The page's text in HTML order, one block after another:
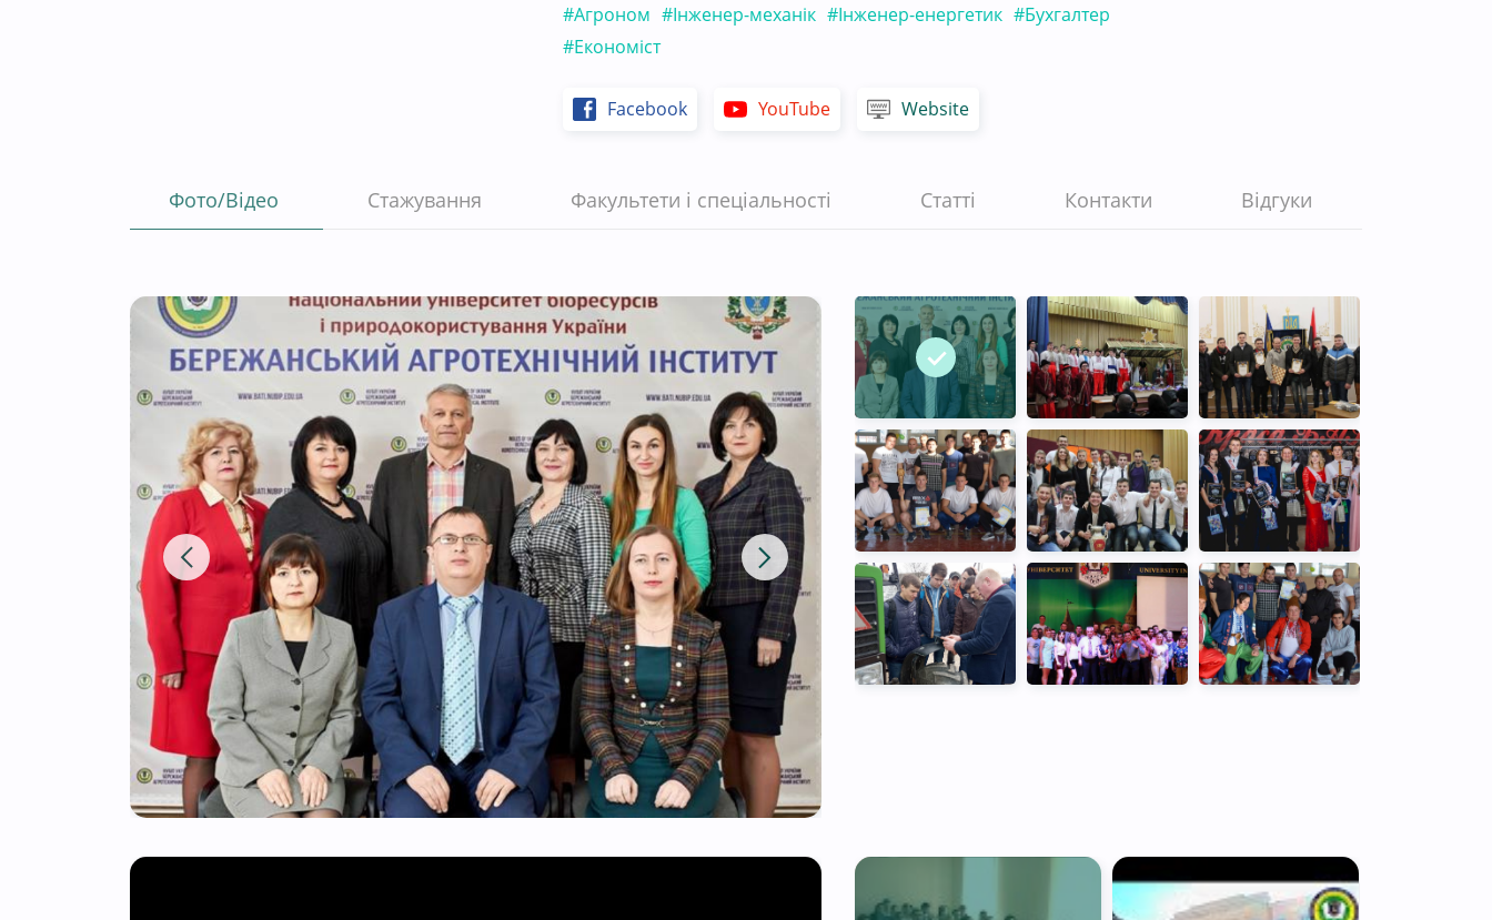
#Агроном #Інженер-механік #Інженер-енергетик #Бухгалтер
#Економіст
Facebook YouTube Website
Фото/Відео Стажування Факультети і спеціальності Статті Контакти Відгуки